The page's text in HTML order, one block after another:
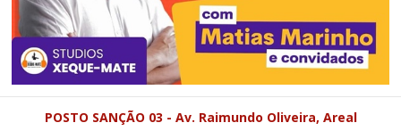
POSTO SANÇÃO 03 - Av. Raimundo Oliveira, Areal